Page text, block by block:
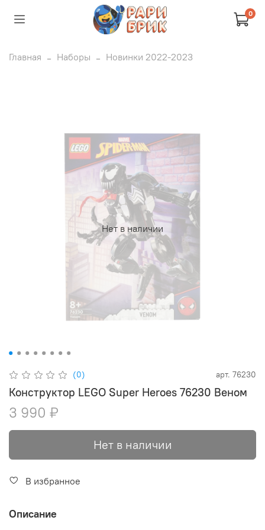
0
Главная Наборы Новинки 2022-2023
Нет в наличии
(0) арт. 76230
Конструктор LEGO Super Heroes 76230 Веном
3 990 ₽
Нет в наличии
В избранное
Описание